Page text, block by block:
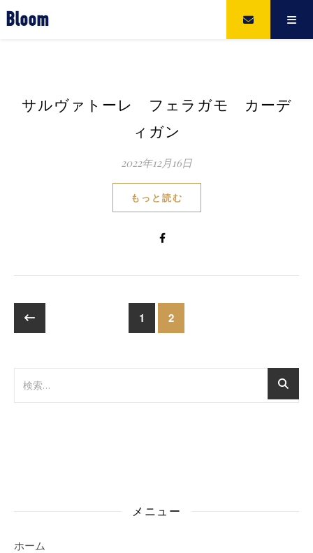
Bloom
サルヴァトーレ フェラガモ カーデ
ィガン
2022年12月16日
もっと読む
1 2
メニュー
ホーム